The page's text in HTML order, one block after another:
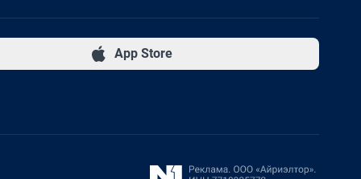
App Store